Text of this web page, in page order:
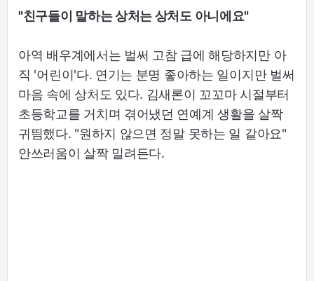
"친구들이 말하는 상처는 상처도 아니에요"
아역 배우계에서는 벌써 고참 급에 해당하지만 아
직 '어린이'다. 연기는 분명 좋아하는 일이지만 벌써
마음 속에 상처도 있다. 김새론이 꼬꼬마 시절부터
초등학교를 거치며 겪어냈던 연예계 생활을 살짝
귀띔했다. "원하지 않으면 정말 못하는 일 같아요"
안쓰러움이 살짝 밀려든다.